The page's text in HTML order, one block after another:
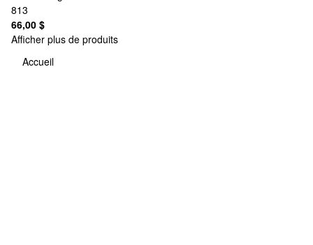
813
66,00 $
Afficher plus de produits
Accueil